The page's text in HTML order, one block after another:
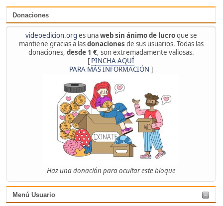
Donaciones
videoedicion.org es unaweb sin ánimo de lucroque se
mantiene gracias a lasdonaciones de sus usuarios. Todas las
donaciones, desde 1 €, son extremadamente valiosas.
[ PINCHA AQUÍ
PARA MÁS INFORMACIÓN ]
Haz una donación para ocultar este bloque
Menú Usuario